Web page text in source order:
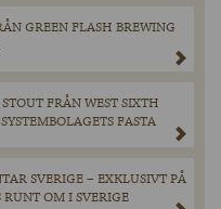
GREEN FLASH BREWING
FRÅN WEST SIXTH
FASTA
SVERIGE – EXKLUSIVT PÅ
OM I SVERIGE